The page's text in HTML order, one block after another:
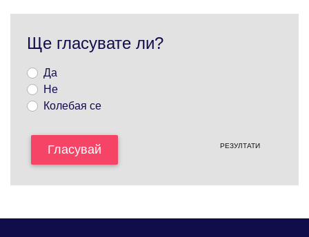
Ще гласувате ли?
Да
Не
Колебая се
Гласувай РЕЗУЛТАТИ